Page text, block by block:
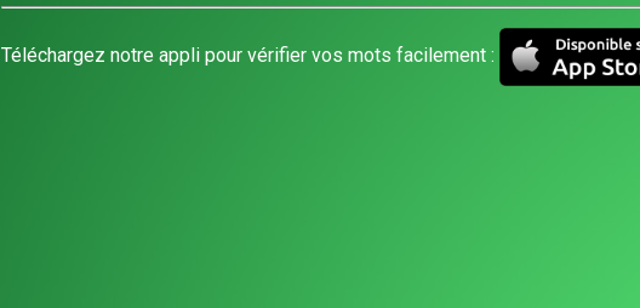
Téléchargez notre appli pour vérifier vos mots facilement :